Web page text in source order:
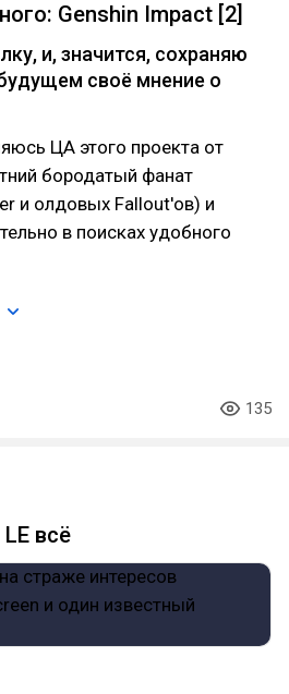
Genshin Impact [2]
и, значится, сохраняю
своё мнение о
ЦА этого проекта от
бородатый фанат
и олдовых Fallout'ов) и
в поисках удобного
135
всё